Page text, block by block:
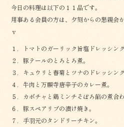
今日の料理は以下の１１品です。
用事ある会員の方は、夕刻からの懇親会
ｖ
１．トマトのガーリック旨塩ドレッシング
２．豚テールのとろとろ煮。
３．キュウリと春菊とツナのドレッシング
４．牛肉と万願寺唐辛子のカレー煮。
５．カボチャと鶏ミンチそぼろ餡の煮合わ
６．豚スペアリブの漬け焼き。
７．手羽元のタンドリーチキン。